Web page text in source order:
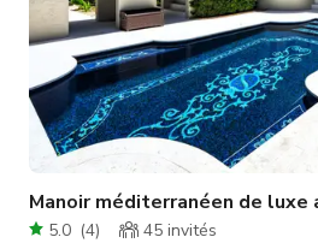
Manoir méditerranéen de luxe
5.0 (4) 45 invités